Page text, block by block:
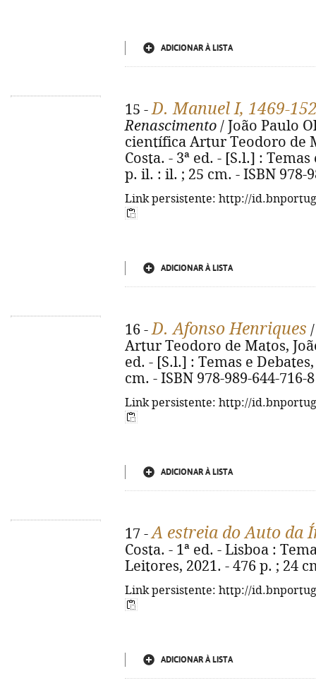
ADICIONAR À LISTA
15 -D. Manuel I, 1469-
Renascimento / João Paulo
científica Artur Teodoro de
Costa. - 3ª ed. - [S.l.] :
p. il. : il. ; 25 cm. - ISBN 978-
Link persistente: http://
ADICIONAR À LISTA
16 -D. Afonso Henriques
Artur Teodoro de Matos,
ed. - [S.l.] : Temas e
cm. - ISBN 978-989-644-716-8
Link persistente: http://
ADICIONAR À LISTA
17 -A estreia do Auto da
Costa. - 1ª ed. - Lisboa :
Leitores, 2021. - 476 p. ; 24
Link persistente: http://
ADICIONAR À LISTA